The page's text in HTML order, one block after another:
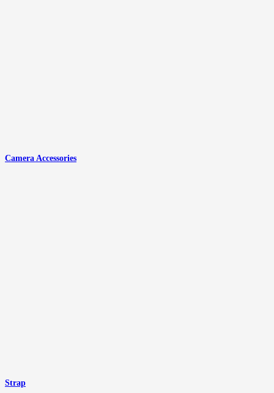
Camera Accessories
Strap